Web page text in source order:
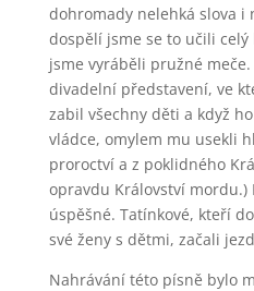
dohromady nelehká slova i
dospělí jsme se to učili celý
jsme vyráběli pružné
divadelní představení, ve
zabil všechny děti a když
vládce, omylem mu usekli
proroctví a z poklidného
opravdu Království mordu.)
úspěšné. Tatínkové, kteří
své ženy s dětmi, začali
Nahrávání této písně bylo